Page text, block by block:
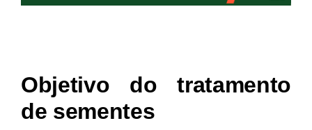
Objetivo do tratamento
de sementes